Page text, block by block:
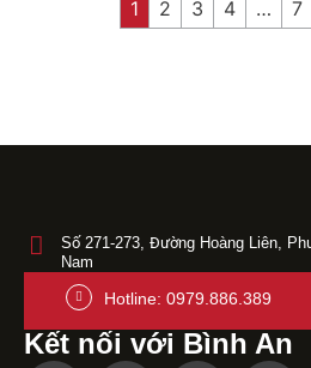
1 2 3 4 … 7
Số 271-273, Đường Hoàng Liên,
Nam
Hotline: 0979.886.389
Kết nối với Bình An